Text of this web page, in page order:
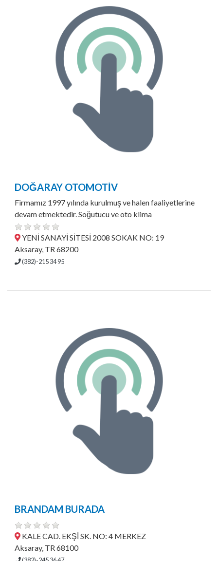
DOĞARAY OTOMOTİV
Firmamız 1997 yılında kurulmuş ve halen faaliyetlerine
devam etmektedir. Soğutucu ve oto klima
YENİ SANAYİ SİTESİ 2008 SOKAK NO: 19
Aksaray, TR 68200
(382)-215 34 95
BRANDAM BURADA
KALE CAD. EKŞİ SK. NO: 4 MERKEZ
Aksaray, TR 68100